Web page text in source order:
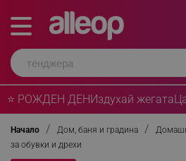
⭐ РОЖДЕН ДЕНИздухай жегата
Начало Дом, баня и градина
за обувки и дрехи